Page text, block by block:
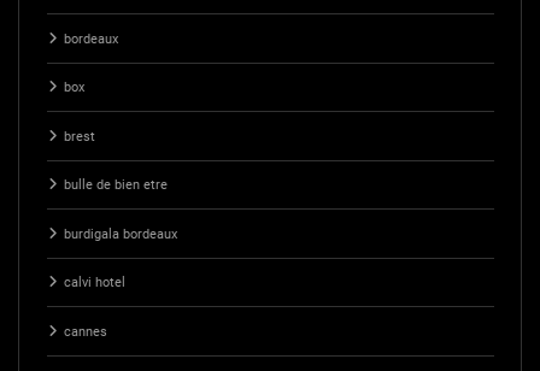
bordeaux
box
brest
bulle de bien etre
burdigala bordeaux
calvi hotel
cannes